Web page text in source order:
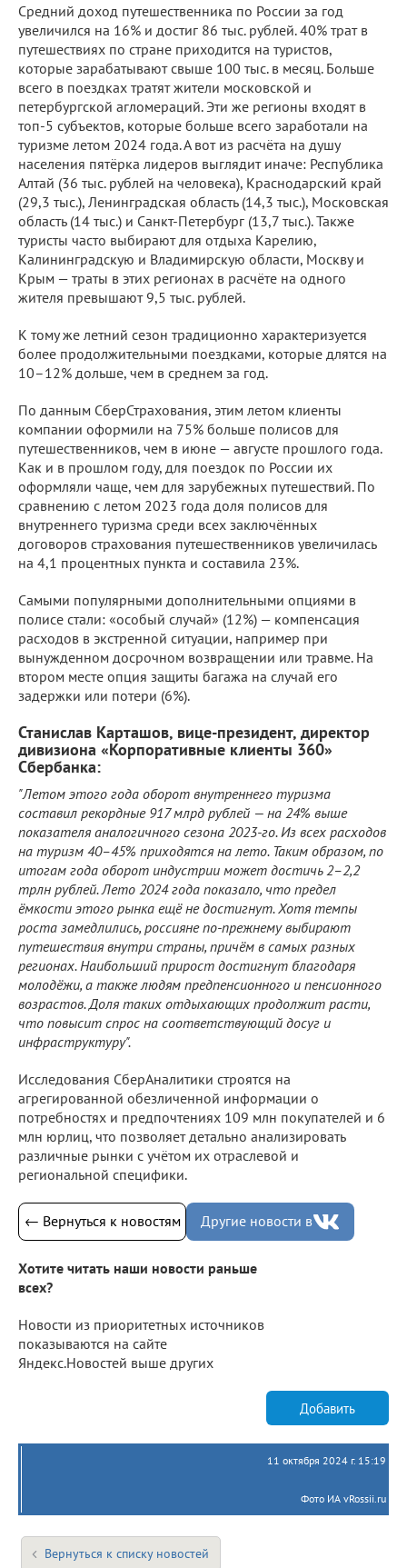
Средний доход путешественника по России за год
увеличился на 16% и достиг 86 тыс. рублей. 40% трат в
путешествиях по стране приходится на туристов,
которые зарабатывают свыше 100 тыс. в месяц. Больше
всего в поездках тратят жители московской и
петербургской агломераций. Эти же регионы входят в
топ-5 субъектов, которые больше всего заработали на
туризме летом 2024 года. А вот из расчёта на душу
населения пятёрка лидеров выглядит иначе: Республика
Алтай (36 тыс. рублей на человека), Краснодарский край
(29,3 тыс.), Ленинградская область (14,3 тыс.), Московская
область (14 тыс.) и Санкт-Петербург (13,7 тыс.). Также
туристы часто выбирают для отдыха Карелию,
Калининградскую и Владимирскую области, Москву и
Крым — траты в этих регионах в расчёте на одного
жителя превышают 9,5 тыс. рублей.
К тому же летний сезон традиционно характеризуется
более продолжительными поездками, которые длятся на
10–12% дольше, чем в среднем за год.
По данным СберСтрахования, этим летом клиенты
компании оформили на 75% больше полисов для
путешественников, чем в июне — августе прошлого года.
Как и в прошлом году, для поездок по России их
оформляли чаще, чем для зарубежных путешествий. По
сравнению с летом 2023 года доля полисов для
внутреннего туризма среди всех заключённых
договоров страхования путешественников увеличилась
на 4,1 процентных пункта и составила 23%.
Самыми популярными дополнительными опциями в
полисе стали: «особый случай» (12%) — компенсация
расходов в экстренной ситуации, например при
вынужденном досрочном возвращении или травме. На
втором месте опция защиты багажа на случай его
задержки или потери (6%).
Станислав Карташов, вице-президент, директор
дивизиона «Корпоративные клиенты 360»
Сбербанка:
"Летом этого года оборот внутреннего туризма
составил рекордные 917 млрд рублей — на 24% выше
показателя аналогичного сезона 2023-го. Из всех расходов
на туризм 40–45% приходятся на лето. Таким образом, по
итогам года оборот индустрии может достичь 2–2,2
трлн рублей. Лето 2024 года показало, что предел
ёмкости этого рынка ещё не достигнут. Хотя темпы
роста замедлились, россияне по-прежнему выбирают
путешествия внутри страны, причём в самых разных
регионах. Наибольший прирост достигнут благодаря
молодёжи, а также людям предпенсионного и пенсионного
возрастов. Доля таких отдыхающих продолжит расти,
что повысит спрос на соответствующий досуг и
инфраструктуру".
Исследования СберАналитики строятся на
агрегированной обезличенной информации о
потребностях и предпочтениях 109 млн покупателей и 6
млн юрлиц, что позволяет детально анализировать
различные рынки с учётом их отраслевой и
региональной специфики.
← Вернуться к новостям Другие новости в
Хотите читать наши новости раньше
всех?
Новости из приоритетных источников
показываются на сайте
Яндекс.Новостей выше других
Добавить
11 октября 2024 г. 15:19
Фото ИА vRossii.ru
Вернуться к списку новостей